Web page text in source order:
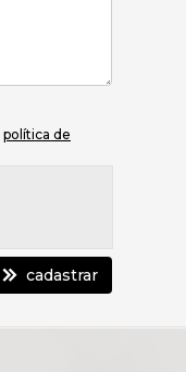
política de
cadastrar